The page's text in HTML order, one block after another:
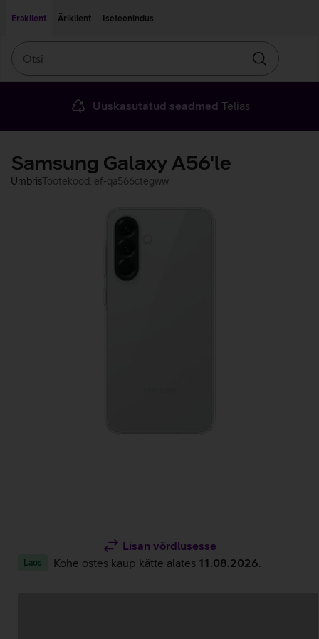
Eraklient
Äriklient Iseteenindus
Otsin
Uuskasutatud seadmed Telias
Samsung Galaxy A56'le
ÜmbrisTootekood: ef-qa566ctegww
Lisan võrdlusesse
Laos Kohe ostes kaup kätte alates 11.08.2026